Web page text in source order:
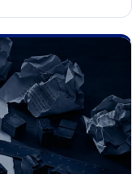
La fuente